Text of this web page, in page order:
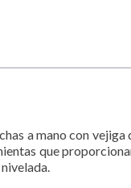
a mano con
que